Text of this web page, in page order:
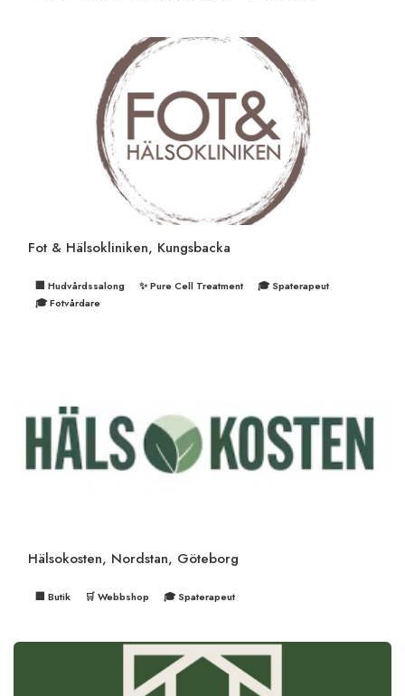
Fot & Hälsokliniken, Kungsbacka
🏢 Hudvårdssalong ✨ Pure Cell Treatment
🎓 Spaterapeut
🎓 Fotvårdare
Hälsokosten, Nordstan, Göteborg
🏢 Butik 🛒 Webbshop 🎓 Spaterapeut